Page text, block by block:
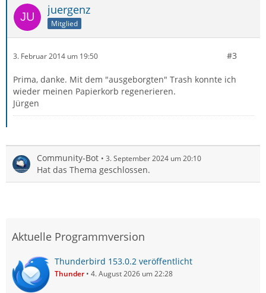
juergenz
Mitglied
3. Februar 2014 um 19:50 #3
Prima, danke. Mit dem "ausgeborgten" Trash konnte ich
wieder meinen Papierkorb regenerieren.
Jürgen
Community-Bot 3. September 2024 um 20:10
Hat das Thema geschlossen.
Aktuelle Programmversion
Thunderbird 153.0.2 veröffentlicht
Thunder 4. August 2026 um 22:28